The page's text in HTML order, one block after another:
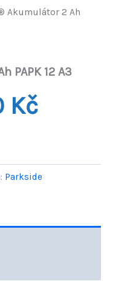
Akumulátor 2 Ah
PAPK 12 A3
Kč
299,00 Kč.
Parkside